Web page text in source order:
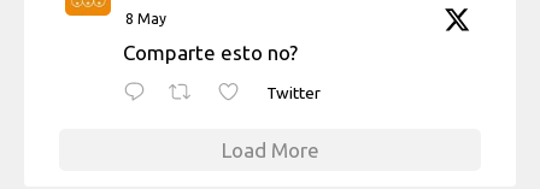
8 May
Comparte esto no?
Twitter
Load More